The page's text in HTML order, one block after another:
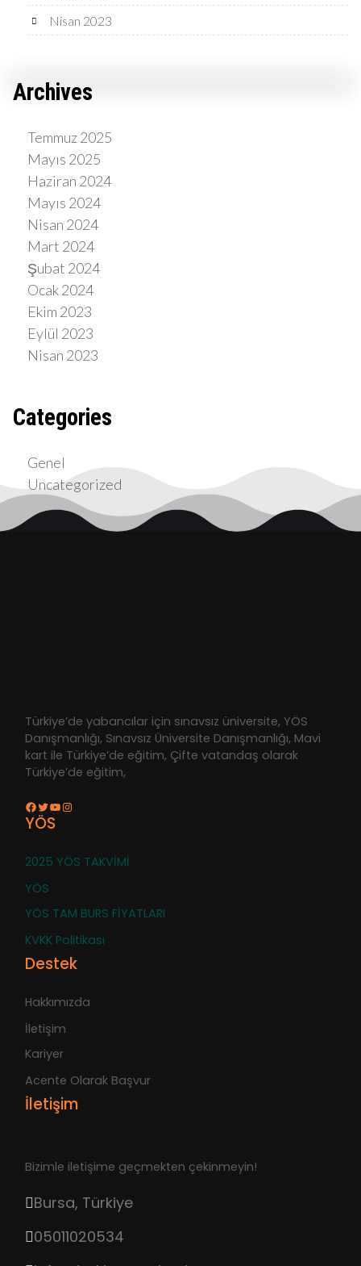
Nisan 2023
Archives
Temmuz 2025
Mayıs 2025
Haziran 2024
Mayıs 2024
Nisan 2024
Mart 2024
Şubat 2024
Ocak 2024
Ekim 2023
Eylül 2023
Nisan 2023
Categories
Genel
Uncategorized
Türkiye’de yabancılar için sınavsız üniversite, YÖS
Danışmanlığı, Sınavsız Üniversite Danışmanlığı, Mavi
kart ile Türkiye’de eğitim, Çifte vatandaş olarak
Türkiye’de eğitim,
Facebook Twitter YouTube Instagram
YÖS
2025 YÖS TAKVİMİ
YÖS
YÖS TAM BURS FİYATLARI
KVKK Politikası
Destek
Hakkımızda
İletişim
Kariyer
Acente Olarak Başvur
İletişim
Bizimle iletişime geçmekten çekinmeyin!
Bursa, Türkiye
05011020534